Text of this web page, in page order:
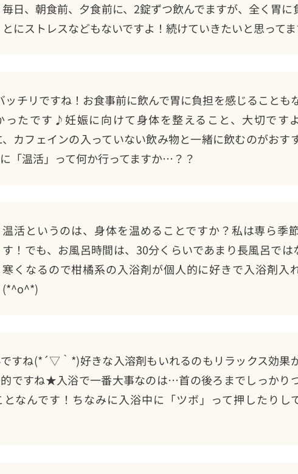
毎日、朝食前、夕食前に、2錠ずつ飲んでますが、全く胃に
とにストレスなどもないですよ！続けていきたいと思って
ッチリですね！お食事前に飲んで胃に負担を感じることも
ったです♪妊娠に向けて身体を整えること、大切です
カフェインの入っていない飲み物と一緒に飲むのがおす
「温活」って何か行ってますか…？？
温活というのは、身体を温めることですか？私は専ら季
す！でも、お風呂時間は、30分くらいであまり長風呂では
寒くなるので柑橘系の入浴剤が個人的に好きで入浴剤入
(*^o^*)
すね(*´▽｀*)好きな入溶剤もいれるのもリラックス効果
ですね★入浴で一番大事なのは…首の後ろまでしっかり
なんです！ちなみに入浴中に「ツボ」って押したりし